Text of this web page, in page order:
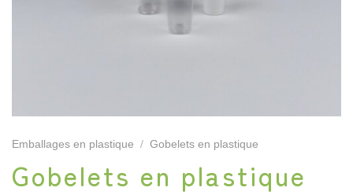
Emballages en plastique / Gobelets en plastique
Gobelets en plastique